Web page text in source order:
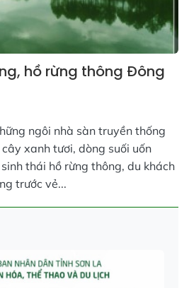
hồ rừng thông Đông
ngôi nhà sàn truyền thống
xanh tươi, dòng suối uốn
thái hồ rừng thông, du khách
trước vẻ...